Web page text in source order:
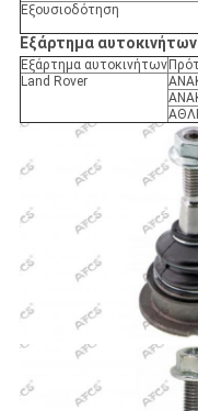
Εξουσιοδότηση
Εξάρτημα
Εξάρτημα αυτοκινήτων
Land Rover